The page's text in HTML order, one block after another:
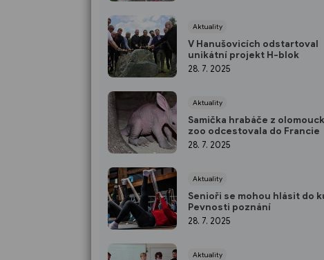
Aktuality
V Hanušovicích odstartoval
unikátní projekt H-blok
28. 7. 2025
Aktuality
Samička hrabáče z
zoo odcestovala do Francie
28. 7. 2025
Aktuality
Senioři se mohou hlásit do
Pevnosti poznání
28. 7. 2025
Aktuality